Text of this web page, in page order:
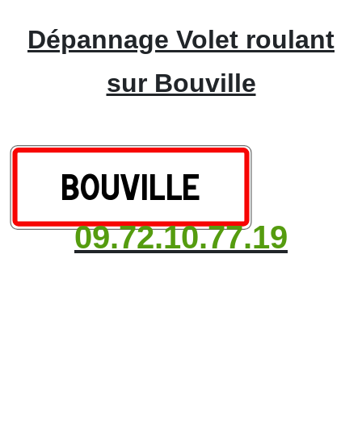
Dépannage Volet roulant
sur Bouville
09.72.10.77.19